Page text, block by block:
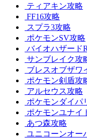
ティアキン攻略
FF16攻略
スプラ3攻略
ポケモンSV攻略
バイオハザード
サンブレイク攻
ブレスオブザワ
ポケモン剣盾攻
アルセウス攻略
ポケモンダイパ
ポケモンユナイ
あつ森攻略
ユニコーンオー